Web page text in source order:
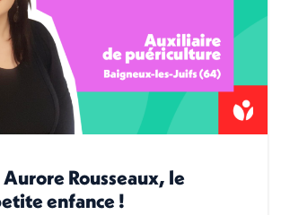
Rousseaux, le
enfance !